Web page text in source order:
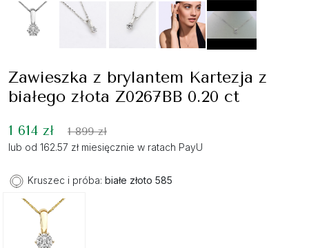
Zawieszka z brylantem Kartezja z
białego złota Z0267BB 0.20 ct
1 614 zł 1 899 zł
lub od 162.57 zł miesięcznie w ratach PayU
Kruszec i próba: białe złoto 585